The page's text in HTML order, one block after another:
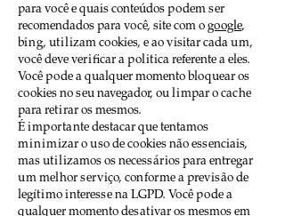
para você e quais conteúdos podem ser
recomendados para você, site com ogoogle,
bing, utilizam cookies, e ao visitar cada um,
você deve verificar a politica referente a eles.
Você pode a qualquer momento bloquear os
cookies no seu navegador, ou limpar o cache
para retirar os mesmos.
É importante destacar que tentamos
minimizar o uso de cookies não essenciais,
mas utilizamos os necessários para entregar
um melhor serviço, conforme a previsão de
legítimo interesse na LGPD. Você pode a
qualquer momento desativar os mesmos em